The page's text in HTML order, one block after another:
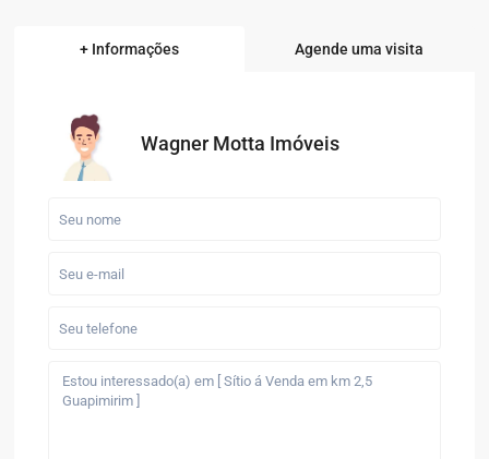
+ Informações Agende uma visita
Wagner Motta Imóveis